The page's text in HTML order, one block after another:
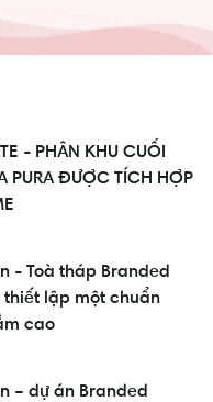
- PHÂN KHU CUỐI
PURA ĐƯỢC TÍCH HỢP
- Toà tháp Branded
thiết lập một chuẩn
cao
– dự án Branded